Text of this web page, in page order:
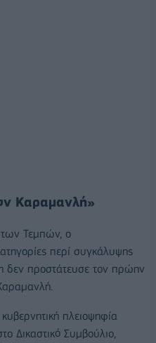
Καραμανλή»
Τεμπών, ο
περί συγκάλυψης
δεν προστάτευσε τον πρώην
πλειοψηφία
Δικαστικό Συμβούλιο,